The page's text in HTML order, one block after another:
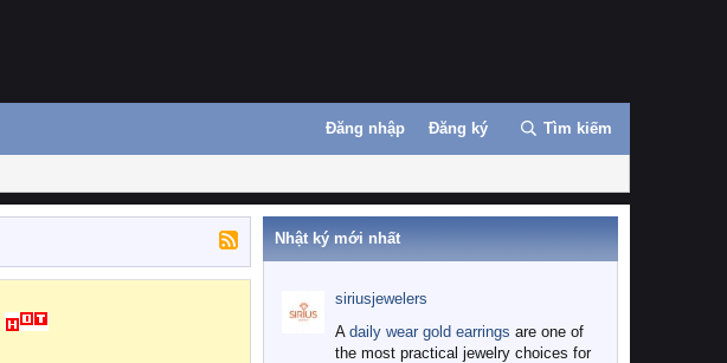
Đăng nhập Đăng ký Tìm kiếm
Nhật ký mới nhất
siriusjewelers
A daily wear gold earrings are one of
the most practical jewelry choices for